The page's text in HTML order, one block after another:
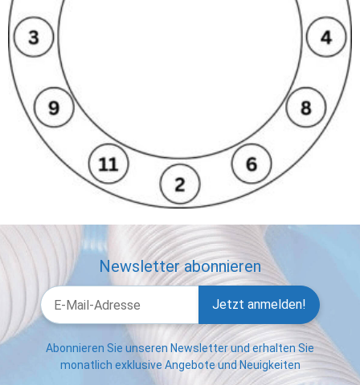
Newsletter abonnieren
Jetzt anmelden!
Abonnieren Sie unseren Newsletter und erhalten Sie
monatlich exklusive Angebote und Neuigkeiten